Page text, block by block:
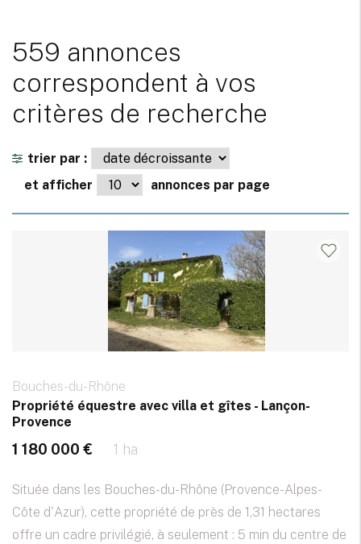
559 annonces
correspondent à vos
critères de recherche
trier par :
et afficher
annonces par page
Bouches-du-Rhône
Propriété équestre avec villa et gîtes - Lançon-
Provence
1 180 000 € 1 ha
Située dans les Bouches-du-Rhône (Provence-Alpes-
Côte d'Azur), cette propriété de près de 1,31 hectares
offre un cadre privilégié, à seulement : 5 min du centre de